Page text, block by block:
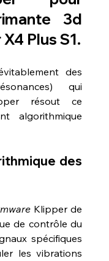
3d
Plus S1.
des
qui
résout ce
algorithmique
des
Klipper de
de contrôle du
spécifiques
les vibrations